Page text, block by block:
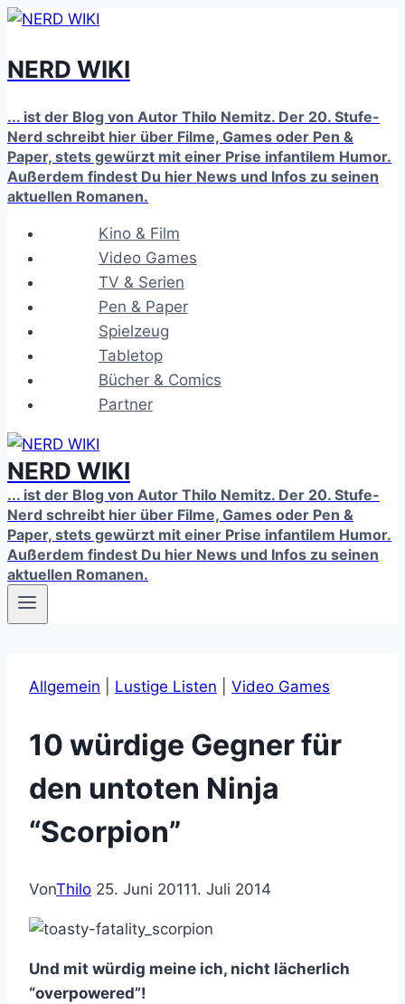
Zum
springen
NERD WIKI
... ist der Blog von Autor Thilo Nemitz. Der 20. Stufe-
Nerd schreibt hier über Filme, Games oder Pen &
Paper, stets gewürzt mit einer Prise infantilem Humor.
Außerdem findest Du hier News und Infos zu seinen
aktuellen Romanen.
Kino & Film
Video Games
TV & Serien
Pen & Paper
Spielzeug
Tabletop
Bücher & Comics
Partner
NERD WIKI
... ist der Blog von Autor Thilo Nemitz. Der 20. Stufe-
Nerd schreibt hier über Filme, Games oder Pen &
Paper, stets gewürzt mit einer Prise infantilem Humor.
Außerdem findest Du hier News und Infos zu seinen
aktuellen Romanen.
Allgemein Lustige Listen Video Games
10 würdige Gegner für
den untoten Ninja
“Scorpion”
VonThilo 25. Juni 20111. Juli 2014
Und mit würdig meine ich, nicht lächerlich
“overpowered”!